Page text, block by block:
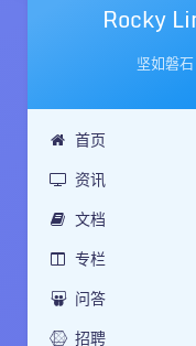
Rocky
坚如磐石
首页
资讯
文档
专栏
问答
招聘